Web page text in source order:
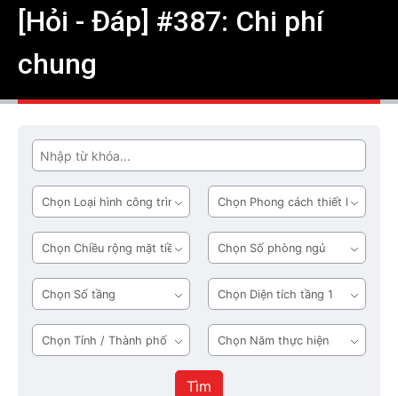
[Hỏi - Đáp] #387: Chi phí
chung
Tìm
Loại
hình
công
trình
Phong
cách
thiết
kế
Chiều
rộng
mặt
tiền
Số
phòng
ngủ
Số
tầng
Diện
tích
tầng
1
Tỉnh
/
Năm
thực
hiện
Tìm